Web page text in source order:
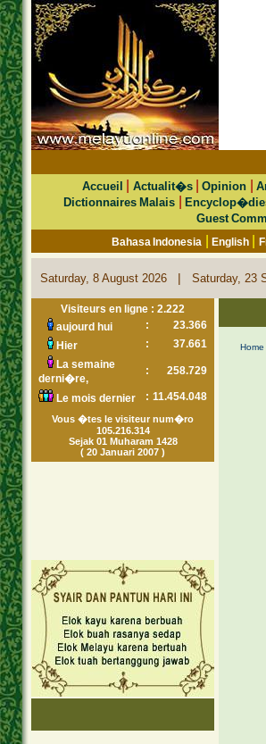
Accueil Actualit�s|Opinion
Dictionnaires Malais |
Guest
Bahasa Indonesia |English
Saturday, 8 August 2026 | Saturday, 23
Visiteurs en ligne : 2.222
aujourd hui
:
23.366
Hier
:
37.661
La semaine
derni�re,
: 258.729
Le mois dernier : 11.454.048
Vous �tes le visiteur num�ro
105.216.314
Sejak 01 Muharam 1428
( 20 Januari 2007 )
Home